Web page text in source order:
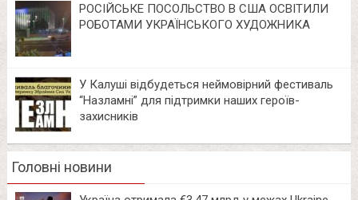
РОСІЙСЬКЕ ПОСОЛЬСТВО В США ОСВІТИЛИ
РОБОТАМИ УКРАЇНСЬКОГО ХУДОЖНИКА
У Калуші відбудеться неймовірний фестиваль
“Назламні” для підтримки наших героїв-
захисників
Головні новини